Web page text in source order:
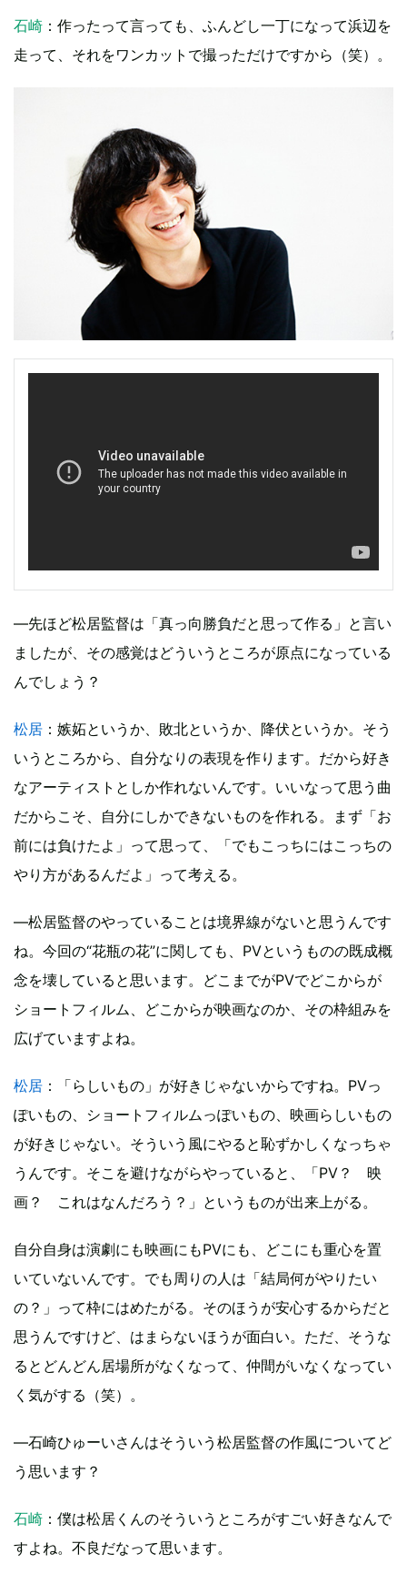
石崎 ：作ったって言っても、ふんどし一丁になって浜辺を
走って、それをワンカットで撮っただけですから（笑）。
―先ほど松居監督は「真っ向勝負だと思って作る」と言い
ましたが、その感覚はどういうところが原点になっている
んでしょう？
松居 ：嫉妬というか、敗北というか、降伏というか。そう
いうところから、自分なりの表現を作ります。だから好き
なアーティストとしか作れないんです。いいなって思う曲
だからこそ、自分にしかできないものを作れる。まず「お
前には負けたよ」って思って、「でもこっちにはこっちの
やり方があるんだよ」って考える。
―松居監督のやっていることは境界線がないと思うんです
ね。今回の“花瓶の花”に関しても、PVというものの既成概
念を壊していると思います。どこまでがPVでどこからが
ショートフィルム、どこからが映画なのか、その枠組みを
広げていますよね。
松居 ：「らしいもの」が好きじゃないからですね。PVっ
ぽいもの、ショートフィルムっぽいもの、映画らしいもの
が好きじゃない。そういう風にやると恥ずかしくなっちゃ
うんです。そこを避けながらやっていると、「PV？ 映
画？ これはなんだろう？」というものが出来上がる。
自分自身は演劇にも映画にもPVにも、どこにも重心を置
いていないんです。でも周りの人は「結局何がやりたい
の？」って枠にはめたがる。そのほうが安心するからだと
思うんですけど、はまらないほうが面白い。ただ、そうな
るとどんどん居場所がなくなって、仲間がいなくなってい
く気がする（笑）。
―石崎ひゅーいさんはそういう松居監督の作風についてど
う思います？
石崎 ：僕は松居くんのそういうところがすごい好きなんで
すよね。不良だなって思います。